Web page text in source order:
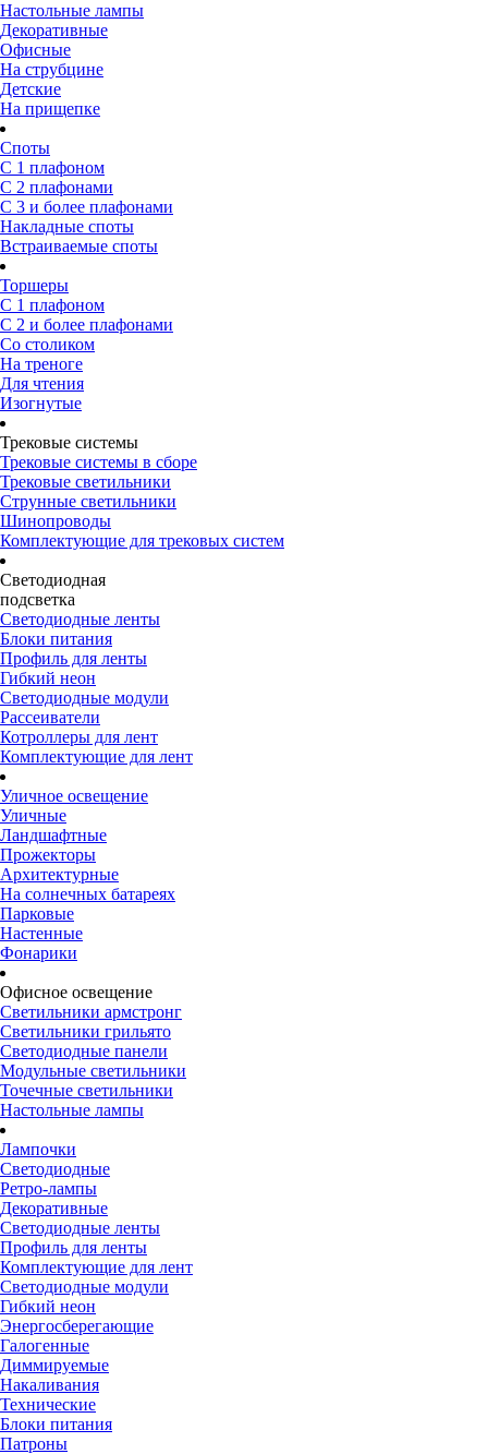
Настольные лампы
Декоративные
Офисные
На струбцине
Детские
На прищепке
Споты
С 1 плафоном
С 2 плафонами
С 3 и более плафонами
Накладные споты
Встраиваемые споты
Торшеры
С 1 плафоном
С 2 и более плафонами
Со столиком
На треноге
Для чтения
Изогнутые
Трековые системы
Трековые системы в сборе
Трековые светильники
Струнные светильники
Шинопроводы
Комплектующие для трековых систем
Светодиодная
подсветка
Светодиодные ленты
Блоки питания
Профиль для ленты
Гибкий неон
Светодиодные модули
Рассеиватели
Котроллеры для лент
Комплектующие для лент
Уличное освещение
Уличные
Ландшафтные
Прожекторы
Архитектурные
На солнечных батареях
Парковые
Настенные
Фонарики
Офисное освещение
Светильники армстронг
Светильники грильято
Светодиодные панели
Модульные светильники
Точечные светильники
Настольные лампы
Лампочки
Светодиодные
Ретро-лампы
Декоративные
Светодиодные ленты
Профиль для ленты
Комплектующие для лент
Светодиодные модули
Гибкий неон
Энергосберегающие
Галогенные
Диммируемые
Накаливания
Технические
Блоки питания
Патроны